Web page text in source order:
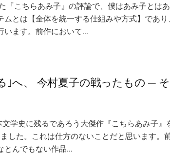
『こちらあみ子』の評論で、僕はあみ子とは
ムとは【全体を統一する仕組みや方式】であ
います。前作において...
｣へ、 今村夏子の戦ったもの ─
文学史に残るであろう大傑作『こちらあみ子』
した。これは仕方のないことだと思います。
とんでもない作品...